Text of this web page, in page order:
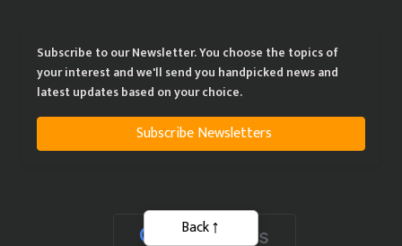
Subscribe to our Newsletter. You choose the topics of
your interest and we'll send you handpicked news and
latest updates based on your choice.
Subscribe Newsletters
Back